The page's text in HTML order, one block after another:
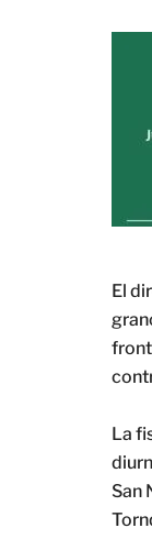
El
La
San